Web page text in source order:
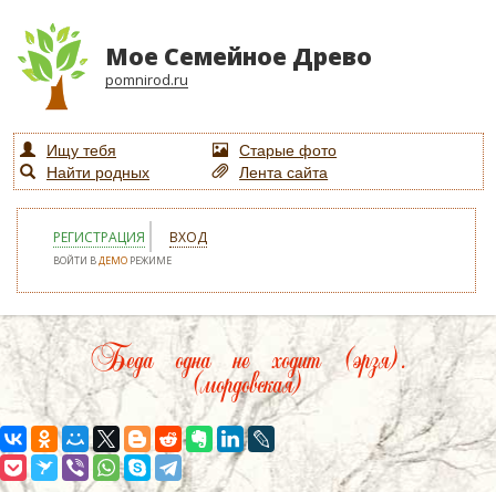
Мое Семейное Древо
pomnirod.ru
Ищу тебя
Старые фото
Найти родных
Лента сайта
РЕГИСТРАЦИЯ ВХОД
ВОЙТИ ВДЕМО РЕЖИМЕ
Беда одна не ходит (эрзя).
(мордовская)